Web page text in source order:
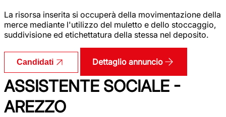
La risorsa inserita si occuperà della movimentazione della
merce mediante l'utilizzo del muletto e dello stoccaggio,
suddivisione ed etichettatura della stessa nel deposito.
Candidati Dettaglio annuncio
ASSISTENTE SOCIALE -
AREZZO